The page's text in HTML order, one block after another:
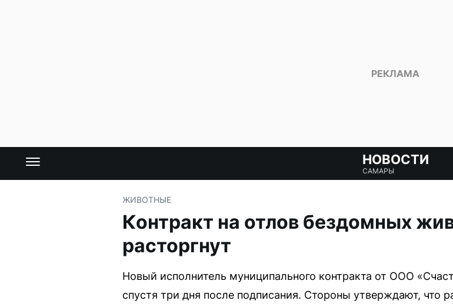
НОВОСТИ
САМАРЫ
ЖИВОТНЫЕ
Контракт на отлов бездомных
расторгнут
Новый исполнитель муниципального контракта от ООО
спустя три дня после подписания. Стороны утверждают, что